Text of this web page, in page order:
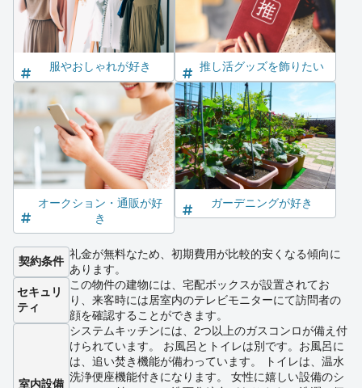
服やおしゃれが好き 推し活グッズを飾りたい
オークション・通販が好
き
ガーデニングが好き
契約条件
礼金が無料なため、初期費用が比較的安くなる傾向に
あります。
セキュリ
ティ
この物件の建物には、宅配ボックスが設置されてお
り、来客時には居室内のテレビモニターにて訪問者の
顔を確認することができます。
室内設備
システムキッチンには、2つ以上のガスコンロが備え付
けられています。 お風呂とトイレは別です。お風呂に
は、追い焚き機能が備わっています。 トイレは、温水
洗浄便座機能付きになります。 女性に嬉しい設備のシ